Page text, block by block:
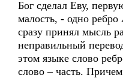
Бог сделал Еву,
малость, - одно
сразу принял мысль
неправильный
этом языке слово
слово – часть.